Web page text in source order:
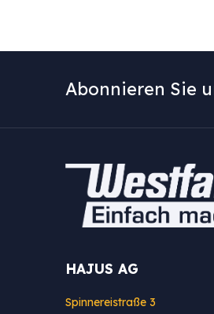
Abonnieren Sie
HAJUS AG
Spinnereistraße 3